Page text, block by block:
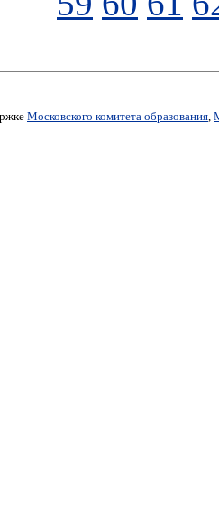
Московского комитета образования,